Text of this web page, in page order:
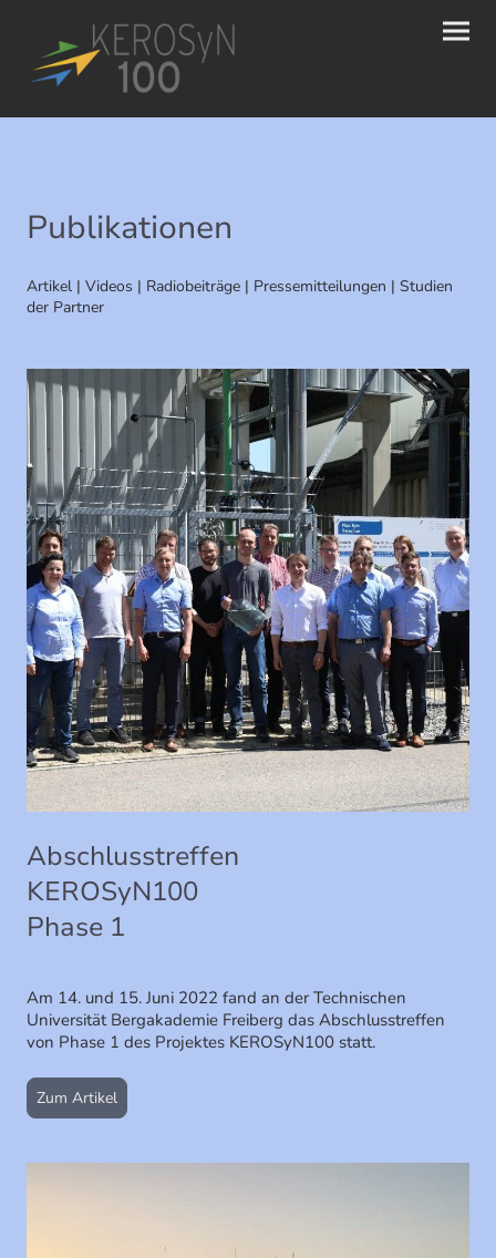
Publikationen
Artikel | Videos | Radiobeiträge | Pressemitteilungen | Studien
der Partner
Abschlusstreffen
KEROSyN100
Phase 1
Am 14. und 15. Juni 2022 fand an der Technischen
Universität Bergakademie Freiberg das Abschlusstreffen
von Phase 1 des Projektes KEROSyN100 statt.
Zum Artikel